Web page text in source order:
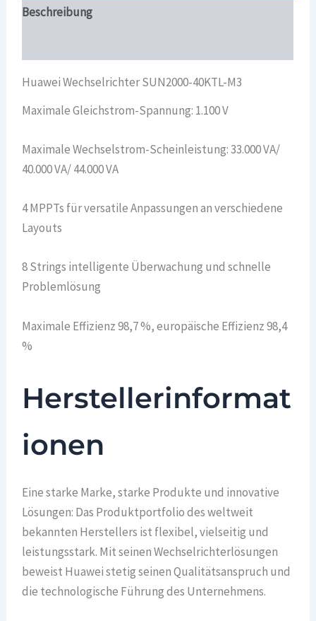
Beschreibung
Huawei Wechselrichter SUN2000-40KTL-M3
Maximale Gleichstrom-Spannung: 1.100 V
Maximale Wechselstrom-Scheinleistung: 33.000 VA/
40.000 VA/ 44.000 VA
4 MPPTs für versatile Anpassungen an verschiedene
Layouts
8 Strings intelligente Überwachung und schnelle
Problemlösung
Maximale Effizienz 98,7 %, europäische Effizienz 98,4
%
Herstellerinformat
ionen
Eine starke Marke, starke Produkte und innovative
Lösungen: Das Produktportfolio des weltweit
bekannten Herstellers ist flexibel, vielseitig und
leistungsstark. Mit seinen Wechselrichterlösungen
beweist Huawei stetig seinen Qualitätsanspruch und
die technologische Führung des Unternehmens.